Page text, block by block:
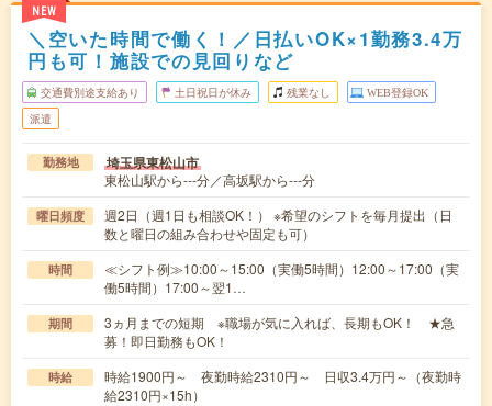
NEW
＼空いた時間で働く！／日払いOK×1勤務3.4万
円も可！施設での見回りなど
交通費別途支給あり 土日祝日が休み 残業なし WEB登録OK
派遣
勤務地 埼玉県東松山市
東松山駅から---分／高坂駅から---分
曜日頻度
週2日（週1日も相談OK！） ※希望のシフトを毎月提出（日
数と曜日の組み合わせや固定も可）
時間
≪シフト例≫10:00～15:00（実働5時間）12:00～17:00（実
働5時間）17:00～翌1…
期間
3ヵ月までの短期 ※職場が気に入れば、長期もOK！ ★急
募！即日勤務もOK！
時給
時給1900円～ 夜勤時給2310円～ 日収3.4万円～（夜勤時
給2310円×15h）